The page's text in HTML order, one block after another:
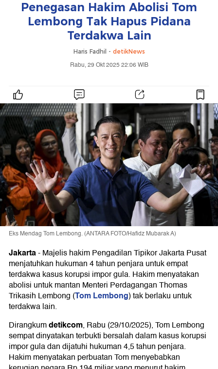
Penegasan Hakim Abolisi Tom
Lembong Tak Hapus Pidana
Terdakwa Lain
Haris Fadhil - detikNews
Rabu, 29 Okt 2025 22:06 WIB
Eks Mendag Tom Lembong. (ANTARA FOTO/Hafidz Mubarak A)
Jakarta-Majelis hakim Pengadilan Tipikor Jakarta Pusat
menjatuhkan hukuman 4 tahun penjara untuk empat
terdakwa kasus korupsi impor gula. Hakim menyatakan
abolisi untuk mantan Menteri Perdagangan Thomas
Trikasih Lembong (Tom Lembong) tak berlaku untuk
terdakwa lain.
Dirangkumdetikcom, Rabu (29/10/2025), Tom Lembong
sempat dinyatakan terbukti bersalah dalam kasus korupsi
impor gula dan dijatuhi hukuman 4,5 tahun penjara.
Hakim menyatakan perbuatan Tom menyebabkan